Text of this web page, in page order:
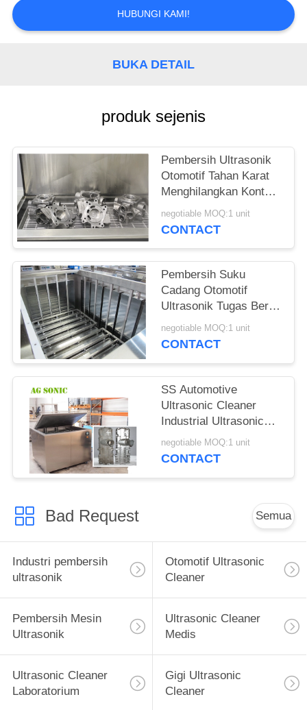
PERMINTAAN
PENAWARAN
POLICY
HUBUNGI KAMI!
BUKA DETAIL
produk sejenis
Pembersih Ultrasonik
Otomotif Tahan Karat
Menghilangkan Kontaminan
Berikat
negotiable MOQ:1 unit
CONTACT
Pembersih Suku
Cadang Otomotif
Ultrasonik Tugas Berat
3600W Ramah Kimia
negotiable MOQ:1 unit
CONTACT
SS Automotive
Ultrasonic Cleaner
Industrial Ultrasonic
Washer Untuk
Instrumen Bedah
negotiable MOQ:1 unit
CONTACT
Bad Request Semua
Industri pembersih
ultrasonik
Otomotif Ultrasonic
Cleaner
Pembersih Mesin
Ultrasonik
Ultrasonic Cleaner
Medis
Ultrasonic Cleaner
Laboratorium
Gigi Ultrasonic
Cleaner